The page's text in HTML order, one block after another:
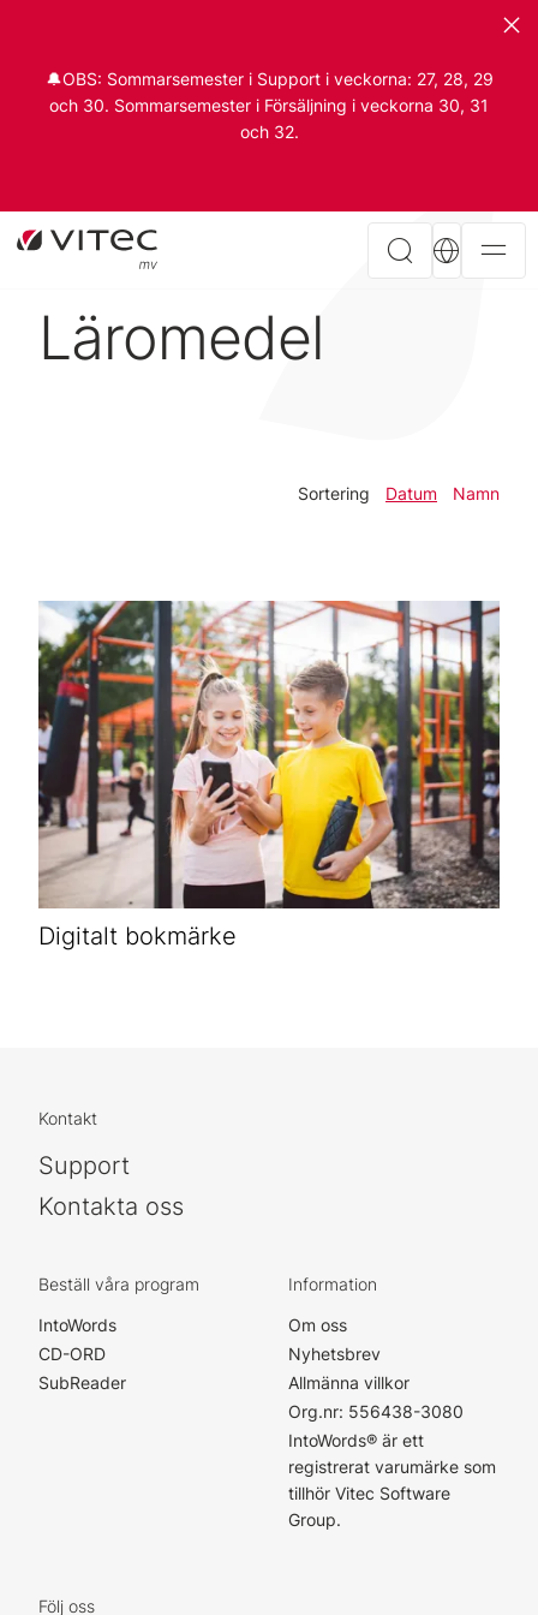
🔔OBS: Sommarsemester i Support i veckorna: 27, 28, 29
och 30. Sommarsemester i Försäljning i veckorna 30, 31
och 32.
Läromedel
Sortering Datum Namn
Digitalt bokmärke
Kontakt
Support
Kontakta oss
Beställ våra program
IntoWords
CD-ORD
SubReader
Information
Om oss
Nyhetsbrev
Allmänna villkor
Org.nr: 556438-3080
IntoWords® är ett
registrerat varumärke som
tillhör Vitec Software
Group.
Följ oss